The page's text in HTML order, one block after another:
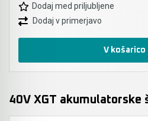
Dodaj med priljubljene
Dodaj v primerjavo
V košarico
40V XGT akumulatorske